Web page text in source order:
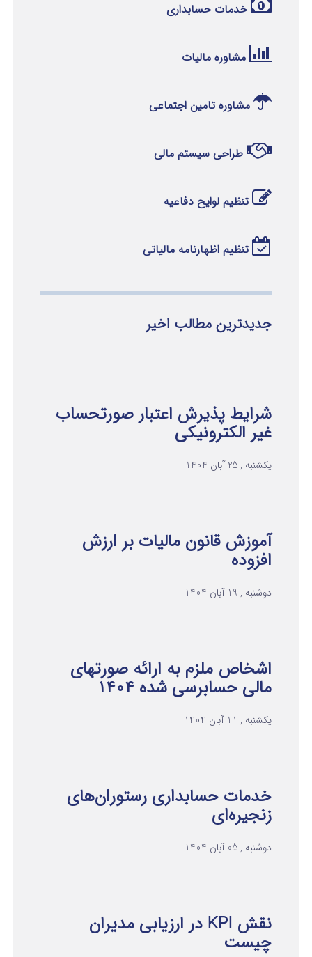
خدمات حسابداری
مشاوره مالیات
مشاوره تامین اجتماعی
طراحی سیستم مالی
تنظیم لوایح دفاعیه
تنظیم اظهارنامه مالیاتی
جدیدترین مطالب اخیر
شرایط پذیرش اعتبار صورتحساب
غیر الکترونیکی
یکشنبه , 25 آبان 1404
آموزش قانون مالیات بر ارزش
افزوده
دوشنبه , 19 آبان 1404
اشخاص ملزم به ارائه صورتهای
مالی حسابرسی شده ۱۴۰۴
یکشنبه , 11 آبان 1404
خدمات حسابداری رستوران‌های
زنجیره‌ای
دوشنبه , 05 آبان 1404
نقش KPI در ارزیابی مدیران
چیست